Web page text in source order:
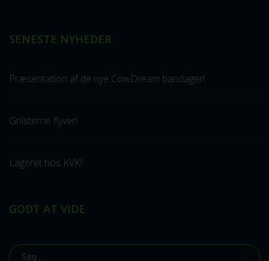
SENESTE NYHEDER
Præsentation af de nye CowDream bandager!
Gnisterne flyver!
Lageret hos KVK!
GODT AT VIDE